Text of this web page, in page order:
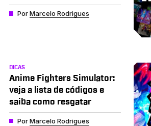
PorMarcelo Rodrigues
DICAS
Anime Fighters Simulator:
veja a lista de códigos e
saiba como resgatar
PorMarcelo Rodrigues